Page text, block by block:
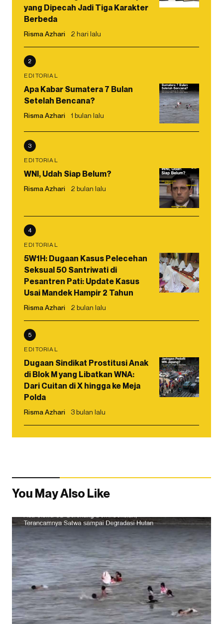
yang Dipecah Jadi Tiga Karakter
Berbeda
Risma Azhari 2 hari lalu
2
EDITORIAL
Apa Kabar Sumatera 7 Bulan
Setelah Bencana?
Risma Azhari 1 bulan lalu
3
EDITORIAL
WNI, Udah Siap Belum?
Risma Azhari 2 bulan lalu
4
EDITORIAL
5W1H: Dugaan Kasus Pelecehan
Seksual 50 Santriwati di
Pesantren Pati: Update Kasus
Usai Mandek Hampir 2 Tahun
Risma Azhari 2 bulan lalu
5
EDITORIAL
Dugaan Sindikat Prostitusi Anak
di Blok M yang Libatkan WNA:
Dari Cuitan di X hingga ke Meja
Polda
Risma Azhari 3 bulan lalu
You May Also Like